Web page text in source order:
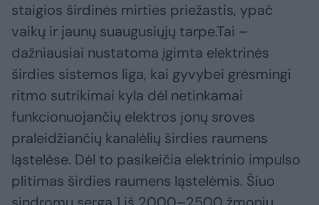
staigios širdinės mirties priežastis, ypač
vaikų ir jaunų suaugusiųjų tarpe.Tai –
dažniausiai nustatoma įgimta elektrinės
širdies sistemos liga, kai gyvybei grėsmingi
ritmo sutrikimai kyla dėl netinkamai
funkcionuojančių elektros jonų sroves
praleidžiančių kanalėlių širdies raumens
ląstelėse. Dėl to pasikeičia elektrinio impulso
plitimas širdies raumens ląstelėmis. Šiuo